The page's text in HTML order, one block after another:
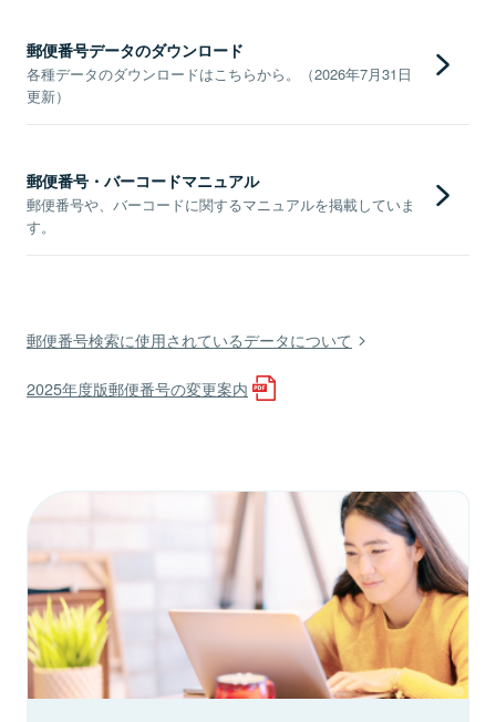
郵便番号データのダウンロード
各種データのダウンロードはこちらから。（2026年7月31日
更新）
郵便番号・バーコードマニュアル
郵便番号や、バーコードに関するマニュアルを掲載していま
す。
郵便番号検索に使用されているデータについて
2025年度版郵便番号の変更案内